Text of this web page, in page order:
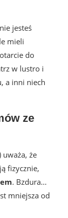
jesteś
mieli
do
w lustro i
a inni niech
ze
uważa, że
fizycznie,
. Bzdura…
mniejsza od